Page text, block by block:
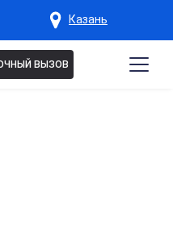
Казань
ВЫЗОВ